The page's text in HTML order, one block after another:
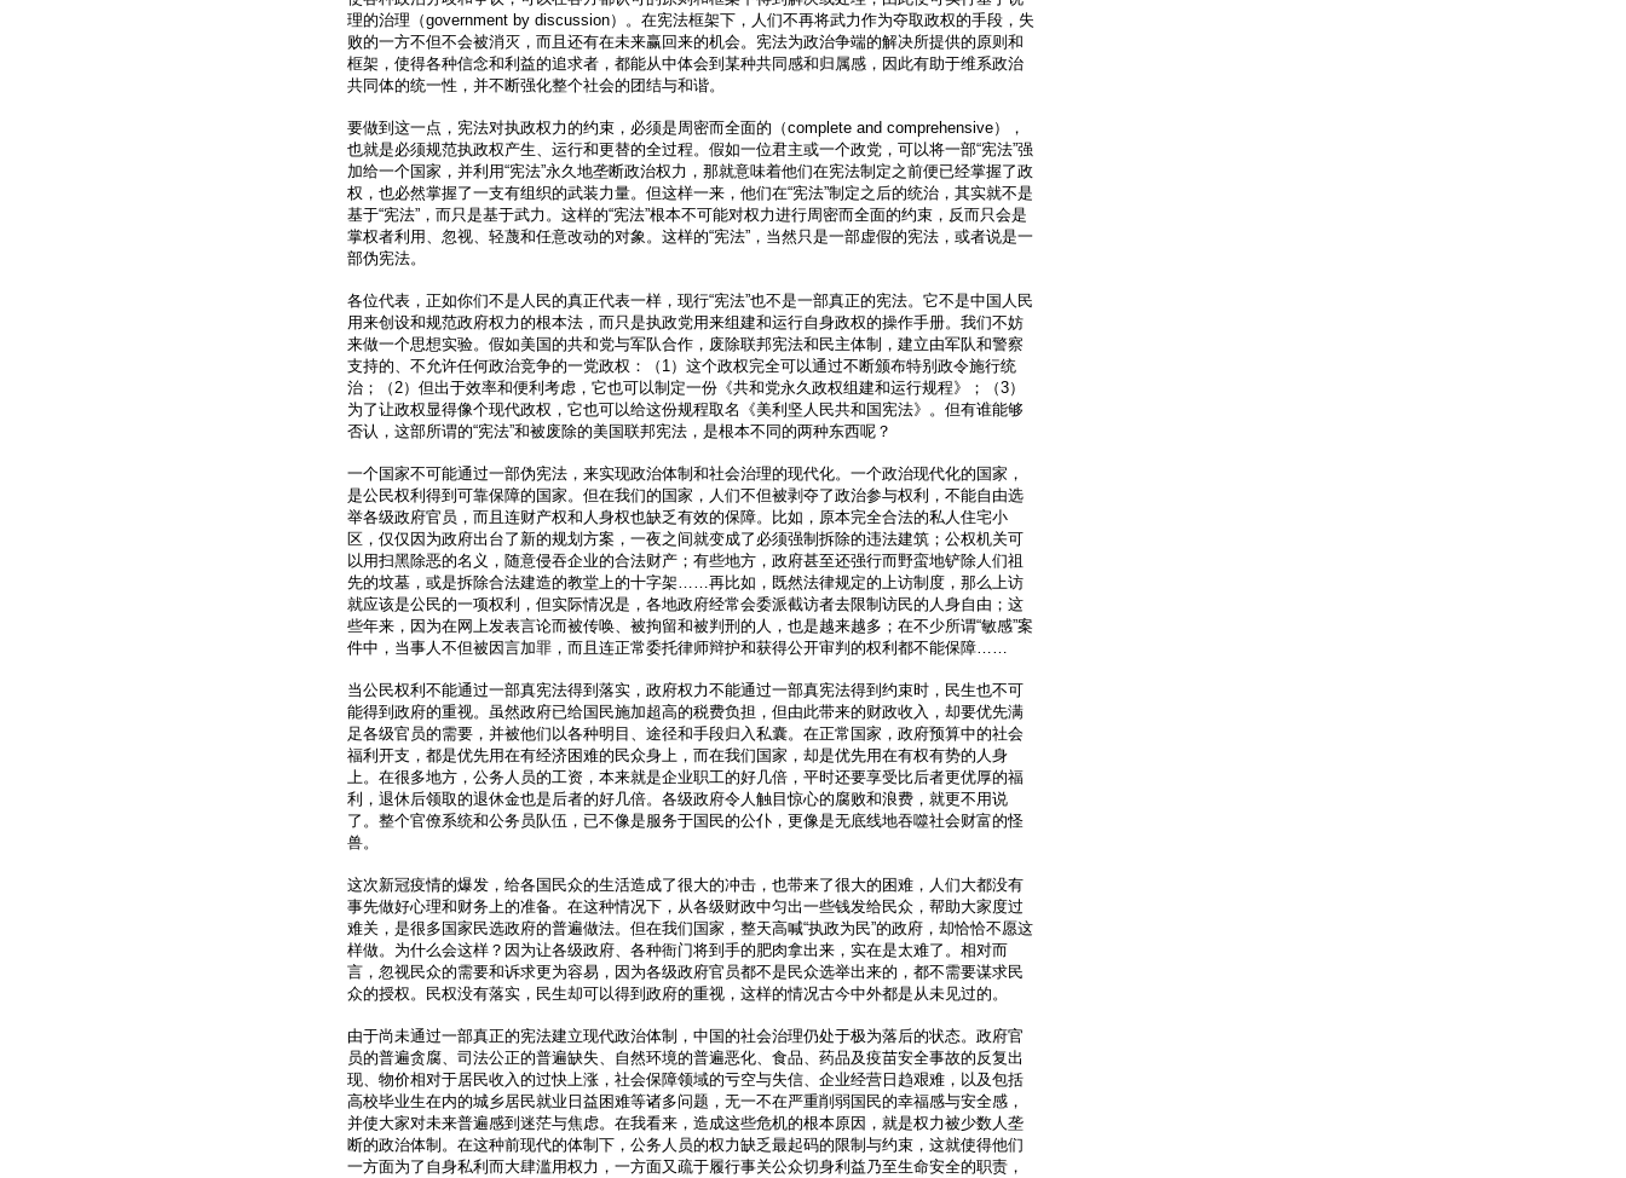
理的治理（government by discussion）。在宪法框架下，人们不再将武力作为夺取政权的手段，失
败的一方不但不会被消灭，而且还有在未来赢回来的机会。宪法为政治争端的解决所提供的原则和
框架，使得各种信念和利益的追求者，都能从中体会到某种共同感和归属感，因此有助于维系政治
共同体的统一性，并不断强化整个社会的团结与和谐。
要做到这一点，宪法对执政权力的约束，必须是周密而全面的（complete and comprehensive），
也就是必须规范执政权产生、运行和更替的全过程。假如一位君主或一个政党，可以将一部“宪法”强
加给一个国家，并利用“宪法”永久地垄断政治权力，那就意味着他们在宪法制定之前便已经掌握了政
权，也必然掌握了一支有组织的武装力量。但这样一来，他们在“宪法”制定之后的统治，其实就不是
基于“宪法”，而只是基于武力。这样的“宪法”根本不可能对权力进行周密而全面的约束，反而只会是
掌权者利用、忽视、轻蔑和任意改动的对象。这样的“宪法”，当然只是一部虚假的宪法，或者说是一
部伪宪法。
各位代表，正如你们不是人民的真正代表一样，现行“宪法”也不是一部真正的宪法。它不是中国人民
用来创设和规范政府权力的根本法，而只是执政党用来组建和运行自身政权的操作手册。我们不妨
来做一个思想实验。假如美国的共和党与军队合作，废除联邦宪法和民主体制，建立由军队和警察
支持的、不允许任何政治竞争的一党政权：（1）这个政权完全可以通过不断颁布特别政令施行统
治；（2）但出于效率和便利考虑，它也可以制定一份《共和党永久政权组建和运行规程》；（3）
为了让政权显得像个现代政权，它也可以给这份规程取名《美利坚人民共和国宪法》。但有谁能够
否认，这部所谓的“宪法”和被废除的美国联邦宪法，是根本不同的两种东西呢？
一个国家不可能通过一部伪宪法，来实现政治体制和社会治理的现代化。一个政治现代化的国家，
是公民权利得到可靠保障的国家。但在我们的国家，人们不但被剥夺了政治参与权利，不能自由选
举各级政府官员，而且连财产权和人身权也缺乏有效的保障。比如，原本完全合法的私人住宅小
区，仅仅因为政府出台了新的规划方案，一夜之间就变成了必须强制拆除的违法建筑；公权机关可
以用扫黑除恶的名义，随意侵吞企业的合法财产；有些地方，政府甚至还强行而野蛮地铲除人们祖
先的坟墓，或是拆除合法建造的教堂上的十字架……再比如，既然法律规定的上访制度，那么上访
就应该是公民的一项权利，但实际情况是，各地政府经常会委派截访者去限制访民的人身自由；这
些年来，因为在网上发表言论而被传唤、被拘留和被判刑的人，也是越来越多；在不少所谓“敏感”案
件中，当事人不但被因言加罪，而且连正常委托律师辩护和获得公开审判的权利都不能保障……
当公民权利不能通过一部真宪法得到落实，政府权力不能通过一部真宪法得到约束时，民生也不可
能得到政府的重视。虽然政府已给国民施加超高的税费负担，但由此带来的财政收入，却要优先满
足各级官员的需要，并被他们以各种明目、途径和手段归入私囊。在正常国家，政府预算中的社会
福利开支，都是优先用在有经济困难的民众身上，而在我们国家，却是优先用在有权有势的人身
上。在很多地方，公务人员的工资，本来就是企业职工的好几倍，平时还要享受比后者更优厚的福
利，退休后领取的退休金也是后者的好几倍。各级政府令人触目惊心的腐败和浪费，就更不用说
了。整个官僚系统和公务员队伍，已不像是服务于国民的公仆，更像是无底线地吞噬社会财富的怪
兽。
这次新冠疫情的爆发，给各国民众的生活造成了很大的冲击，也带来了很大的困难，人们大都没有
事先做好心理和财务上的准备。在这种情况下，从各级财政中匀出一些钱发给民众，帮助大家度过
难关，是很多国家民选政府的普遍做法。但在我们国家，整天高喊“执政为民”的政府，却恰恰不愿这
样做。为什么会这样？因为让各级政府、各种衙门将到手的肥肉拿出来，实在是太难了。相对而
言，忽视民众的需要和诉求更为容易，因为各级政府官员都不是民众选举出来的，都不需要谋求民
众的授权。民权没有落实，民生却可以得到政府的重视，这样的情况古今中外都是从未见过的。
由于尚未通过一部真正的宪法建立现代政治体制，中国的社会治理仍处于极为落后的状态。政府官
员的普遍贪腐、司法公正的普遍缺失、自然环境的普遍恶化、食品、药品及疫苗安全事故的反复出
现、物价相对于居民收入的过快上涨，社会保障领域的亏空与失信、企业经营日趋艰难，以及包括
高校毕业生在内的城乡居民就业日益困难等诸多问题，无一不在严重削弱国民的幸福感与安全感，
并使大家对未来普遍感到迷茫与焦虑。在我看来，造成这些危机的根本原因，就是权力被少数人垄
断的政治体制。在这种前现代的体制下，公务人员的权力缺乏最起码的限制与约束，这就使得他们
一方面为了自身私利而大肆滥用权力，一方面又疏于履行事关公众切身利益乃至生命安全的职责，